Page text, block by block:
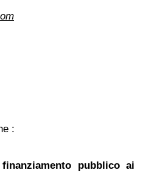
:
pubblico ai